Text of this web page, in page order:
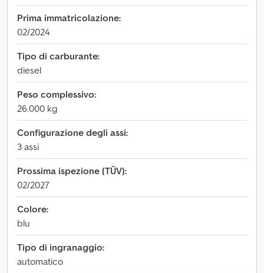
Prima immatricolazione:
02/2024
Tipo di carburante:
diesel
Peso complessivo:
26.000 kg
Configurazione degli assi:
3 assi
Prossima ispezione (TÜV):
02/2027
Colore:
blu
Tipo di ingranaggio:
automatico